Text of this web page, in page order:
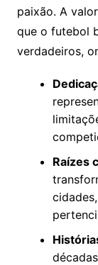
paixão. A
que o futebol
verdadeiros,
Raízes